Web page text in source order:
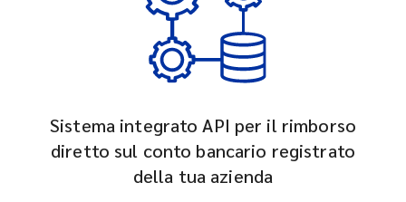
Sistema integrato API per il rimborso
diretto sul conto bancario registrato
della tua azienda